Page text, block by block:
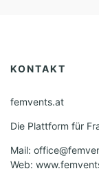
KONTAKT
femvents.at
Die Plattform für
Mail:
Web: